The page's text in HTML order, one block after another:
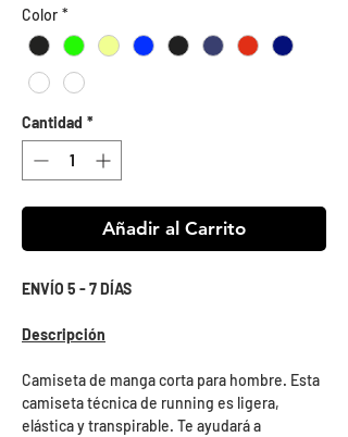
Color *
Cantidad *
Añadir al Carrito
ENVÍO 5 - 7 DÍAS
Descripción
Camiseta de manga corta para hombre. Esta
camiseta técnica de running es ligera,
elástica y transpirable. Te ayudará a